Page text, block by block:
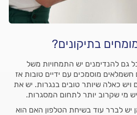
בתיקונים?
גם להנדימנים יש התמחויות משל
מוסמכים עם ידיים טובות אז
ויש כאלה שיותר טובים בנגרות. יש את
מי שקרוב יותר לתחום המסגרות.
יש לברר עוד בשיחת הטלפון האם הוא